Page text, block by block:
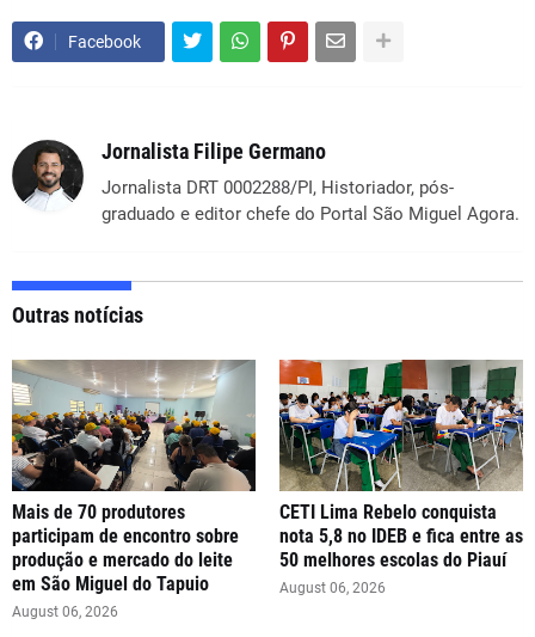
Facebook
Jornalista Filipe Germano
Jornalista DRT 0002288/PI, Historiador, pós-
graduado e editor chefe do Portal São Miguel Agora.
Outras notícias
Mais de 70 produtores
participam de encontro sobre
produção e mercado do leite
em São Miguel do Tapuio
August 06, 2026
CETI Lima Rebelo conquista
nota 5,8 no IDEB e fica entre as
50 melhores escolas do Piauí
August 06, 2026